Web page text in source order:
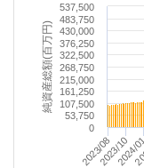
純資産総額(百万円)
2023/082023/10
2024/
0
53,750
107,500
161,250
215,000
268,750
322,500
376,250
430,000
483,750
537,500